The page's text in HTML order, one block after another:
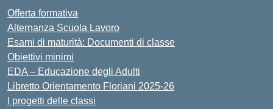
Offerta formativa
Alternanza Scuola Lavoro
Esami di maturità: Documenti di classe
Obiettivi minimi
EDA – Educazione degli Adulti
Libretto Orientamento Floriani 2025-26
I progetti delle classi